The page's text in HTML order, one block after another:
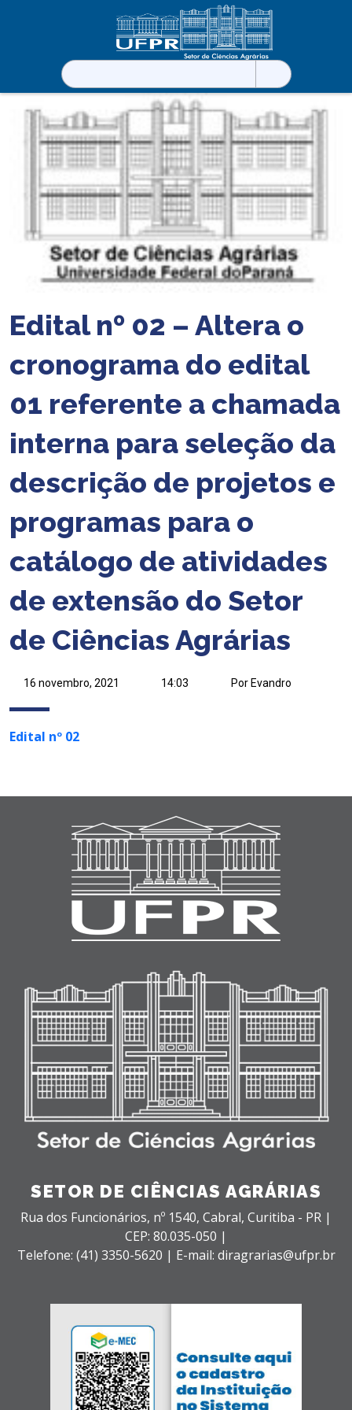
Pesquisar
por:
Edital nº 02 – Altera o
cronograma do edital
01 referente a chamada
interna para seleção da
descrição de projetos e
programas para o
catálogo de atividades
de extensão do Setor
de Ciências Agrárias
16 novembro, 2021 14:03 Por Evandro
Edital nº 02
SETOR DE CIÊNCIAS AGRÁRIAS
Rua dos Funcionários, nº 1540, Cabral, Curitiba - PR |
CEP: 80.035-050 |
Telefone: (41) 3350-5620 | E-mail: diragrarias@ufpr.br